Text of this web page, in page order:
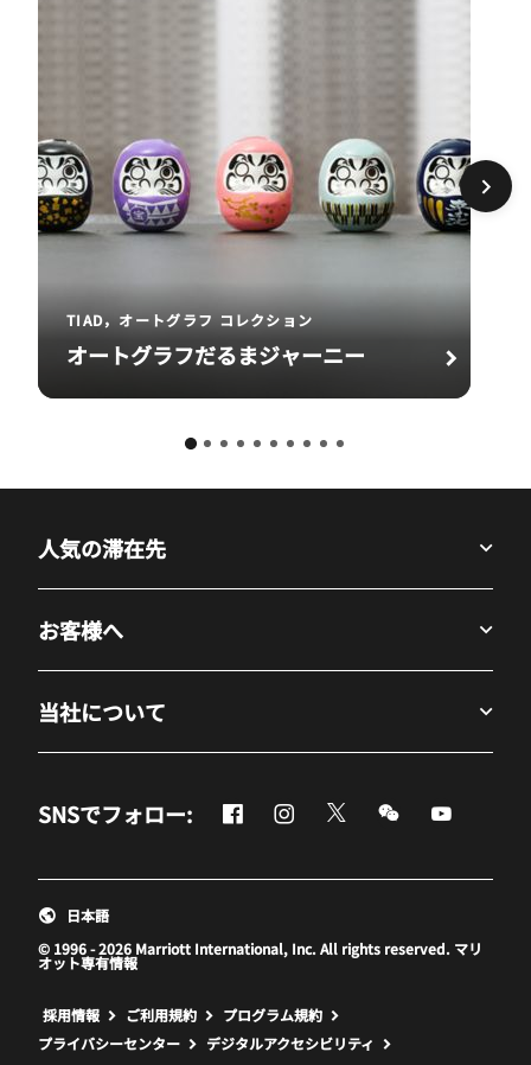
TIAD，オートグラフ コレクション
オートグラフだるまジャーニー
人気の滞在先
お客様へ
当社について
SNSでフォロー: Facebook
新しいウィンドウで開く
Instagram
新しいウィンドウで開く
Twitter
新しいウィンドウで開
Messenger
新しいウィンド
新しいウ
© 1996 - 2026 Marriott International, Inc. All rights reserved. マリ
オット専有情報
日本語
採用情報 新しいウィンドウで開く
ご利用規約
プログラム規約
プライバシーセンター
デジタルアクセシビリティ